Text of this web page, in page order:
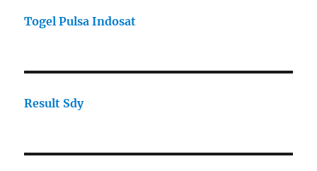
Togel Pulsa Indosat
Result Sdy